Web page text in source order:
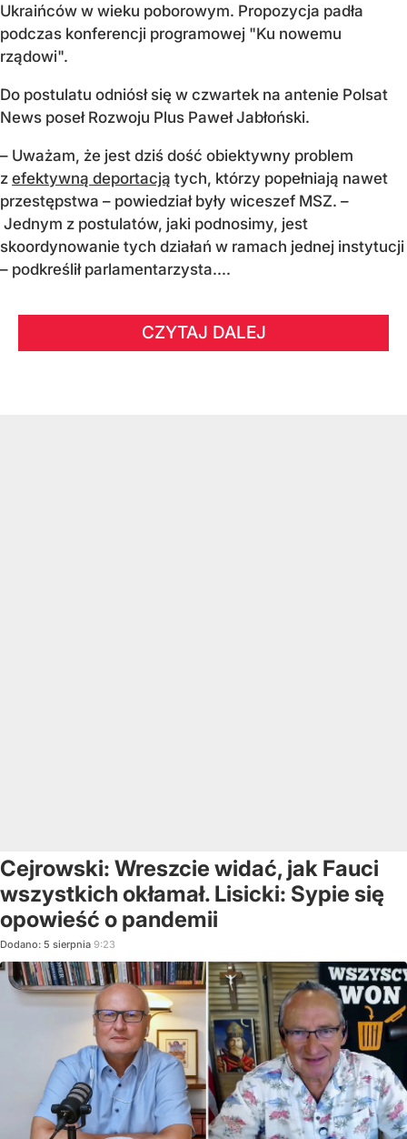
Ukraińców w wieku poborowym. Propozycja padła
podczas konferencji programowej "Ku nowemu
rządowi".
Do postulatu odniósł się w czwartek na antenie Polsat
News poseł Rozwoju Plus Paweł Jabłoński.
– Uważam, że jest dziś dość obiektywny problem
z efektywną deportacją tych, którzy popełniają nawet
przestępstwa – powiedział były wiceszef MSZ. –
Jednym z postulatów, jaki podnosimy, jest
skoordynowanie tych działań w ramach jednej instytucji
– podkreślił parlamentarzysta....
CZYTAJ DALEJ
Cejrowski: Wreszcie widać, jak Fauci
wszystkich okłamał. Lisicki: Sypie się
opowieść o pandemii
Dodano: 5 sierpnia 9:23